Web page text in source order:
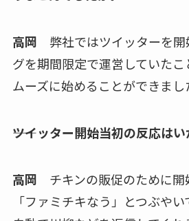
高岡 弊社ではツイッターを開
グを期間限定で運営していた
ムーズに始めることができまし
――ツイッター開始当初の反応は
高岡 チキンの販促のために開
「ファミチキなう」とつぶや